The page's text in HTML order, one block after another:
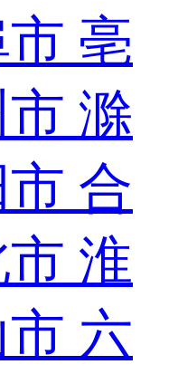
亳
滁
合
淮
六